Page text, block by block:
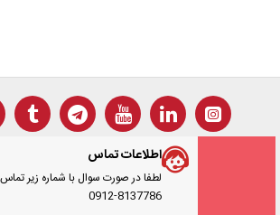
99 موقعیت
نمایشگر LCD با چراغ
قابلیت تنظیم خاموش شدن خودکار و دستی
دیتا گیری با امکان ضبط ماکزیمم و مینیمم
این محصول دارای دو سال گارانتی و دو سال
اطلاعات تماس
لطفا در صورت سوال با شماره زیر
0912-8137786